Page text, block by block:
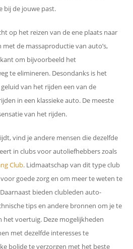
bij de jouwe past.
op het reizen van de ene plaats naar
de massaproductie van auto’s,
om bijvoorbeeld het
te elimineren. Desondanks is het
van het rijden een van de
in een klassieke auto. De meeste
van het rijden.
vind je andere mensen die dezelfde
in clubs voor autoliefhebbers zoals
Club. Lidmaatschap van dit type club
goede zorg en om meer te weten te
bieden clubleden auto-
tips en andere bronnen om je te
het voertuig. Deze mogelijkheden
met dezelfde interesses te
bolide te verzorgen met het beste